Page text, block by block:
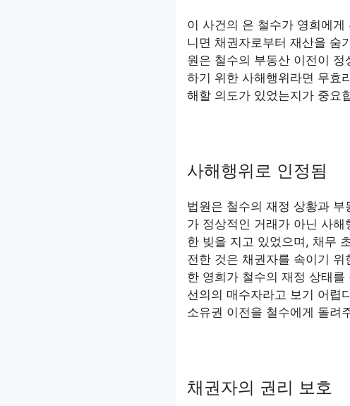
이 사건의 은 철수가 영희에
니면 채권자로부터 재산을 숨
원은 철수의 부동산 이전이
하기 위한 사해행위라면 무효
해할 의도가 있었는지가 중요
사해행위로 인정됨
법원은 철수의 재정 상황과
가 정상적인 거래가 아닌 사
한 빚을 지고 있었으며, 채무
전한 것은 채권자를 속이기
한 영희가 철수의 재정 상태
선의의 매수자라고 보기 어렵
소유권 이전을 철수에게 돌려
채권자의 권리 보호